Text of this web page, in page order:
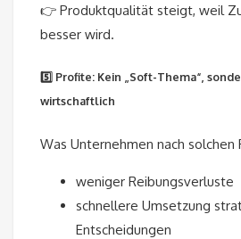
👉 Produktqualität steigt, weil
besser wird.
5️⃣ Profite: Kein „Soft-Thema“,
wirtschaftlich
Was Unternehmen nach solchen
weniger Reibungsverluste
schnellere Umsetzung
Entscheidungen